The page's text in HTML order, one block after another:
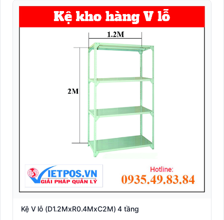
Kệ V lỗ (D1.2MxR0.4MxC2M) 4 tầng